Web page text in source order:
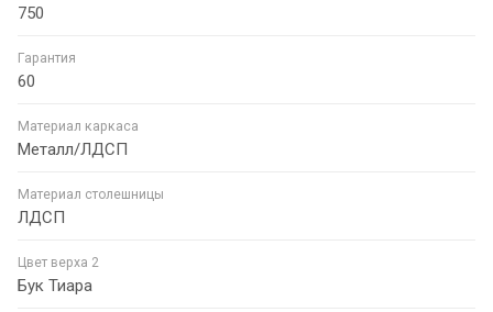
750
Гарантия
60
Материал каркаса
Металл/ЛДСП
Материал столешницы
ЛДСП
Цвет верха 2
Бук Тиара